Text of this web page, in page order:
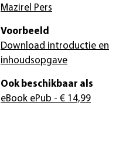
Mazirel Pers
Voorbeeld
Download introductie en
inhoudsopgave
Ook beschikbaar als
eBook ePub - € 14,99